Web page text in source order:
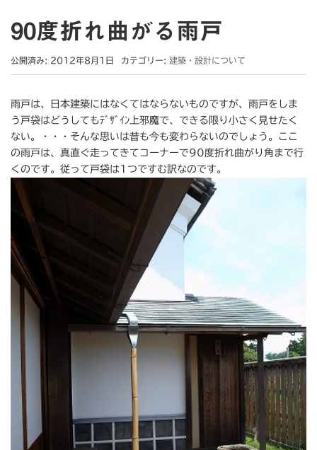
90度折れ曲がる雨戸
公開済み: 2012年8月1日 カテゴリー: 建築・設計について
雨戸は、日本建築にはなくてはならないものですが、雨戸をしま
う戸袋はどうしてもﾃﾞｻﾞｲﾝ上邪魔で、できる限り小さく見せたく
ない。・・・そんな思いは昔も今も変わらないのでしょう。ここ
の雨戸は、真直ぐ走ってきてコーナーで90度折れ曲がり角まで行
くのです。従って戸袋は1つですむ訳なのです。